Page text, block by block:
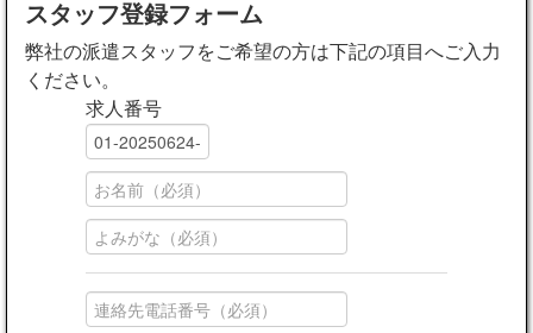
スタッフ登録フォーム
弊社の派遣スタッフをご希望の方は下記の項目へご入力
ください。
求人番号